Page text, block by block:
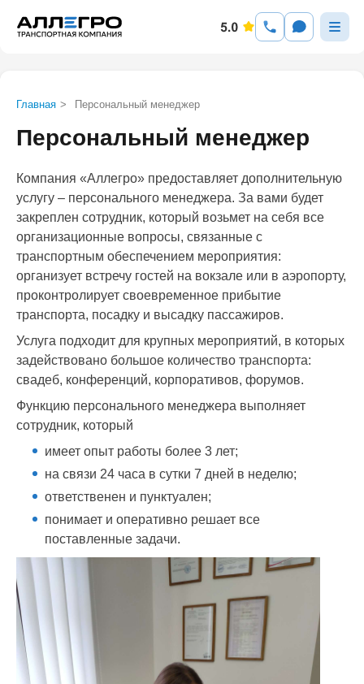
Главная > Персональный менеджер
Персональный менеджер
Компания «Аллегро» предоставляет дополнительную
услугу – персонального менеджера. За вами будет
закреплен сотрудник, который возьмет на себя все
организационные вопросы, связанные с
транспортным обеспечением мероприятия:
организует встречу гостей на вокзале или в аэропорту,
проконтролирует своевременное прибытие
транспорта, посадку и высадку пассажиров.
Услуга подходит для крупных мероприятий, в которых
задействовано большое количество транспорта:
свадеб, конференций, корпоративов, форумов.
Функцию персонального менеджера выполняет
сотрудник, который
имеет опыт работы более 3 лет;
на связи 24 часа в сутки 7 дней в неделю;
ответственен и пунктуален;
понимает и оперативно решает все
поставленные задачи.